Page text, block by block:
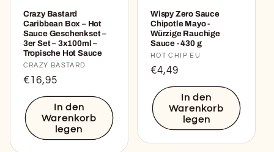
Crazy Bastard
Caribbean Box – Hot
Sauce Geschenkset –
3er Set – 3x100ml –
Tropische Hot Sauce
Anbieter:
CRAZY BASTARD
Normaler
Preis
€16,95
In den
Warenkorb
legen
Wispy Zero Sauce
Chipotle Mayo -
Würzige Rauchige
Sauce - 430 g
Anbieter:
HOT CHIP EU
Normaler
Preis
€4,49
In den
Warenkorb
legen